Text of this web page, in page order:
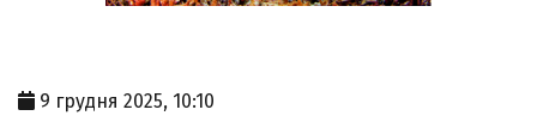
9 грудня 2025, 10:10